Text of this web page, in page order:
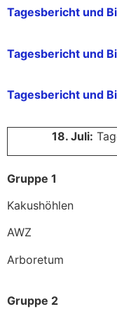
Tagesbericht und
Tagesbericht und
Tagesbericht und
18. Juli:
Gruppe 1
Kakushöhlen
AWZ
Arboretum
Gruppe 2